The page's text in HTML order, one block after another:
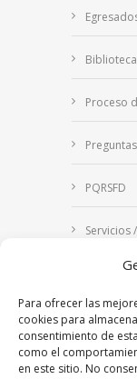
Para ofrecer las
cookies para
consentimiento de
como el
en este sitio. No
Biblioteca
Proceso
PQRSFD
Servicios
Correo